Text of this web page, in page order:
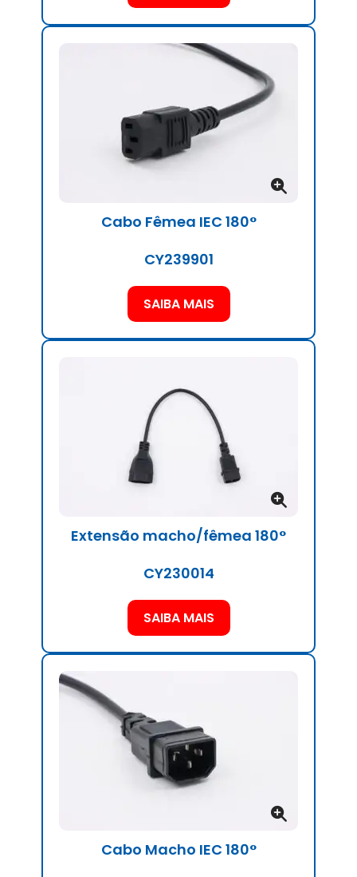
Cabo Fêmea IEC 180°
CY239901
SAIBA MAIS
Extensão macho/fêmea 180°
CY230014
SAIBA MAIS
Cabo Macho IEC 180°